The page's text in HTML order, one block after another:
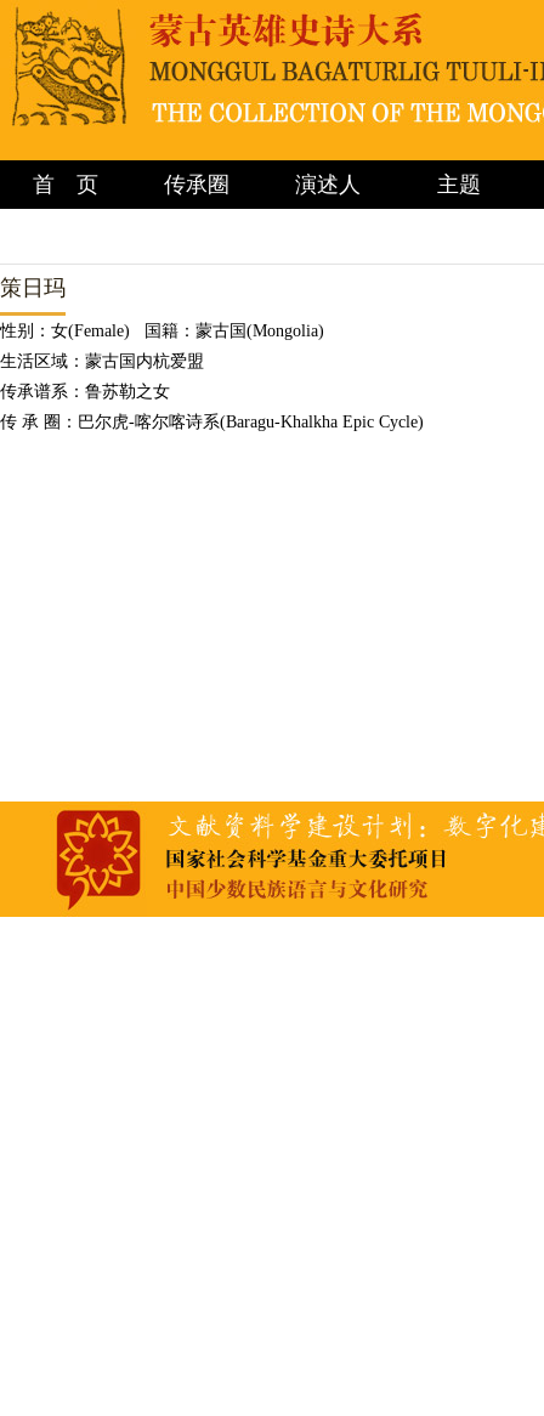
首 页 传承圈 演述人 主题
策日玛
性别：女(Female) 国籍：蒙古国(Mongolia)
生活区域：蒙古国内杭爱盟
传承谱系：鲁苏勒之女
传 承 圈：巴尔虎-喀尔喀诗系(Baragu-Khalkha Epic Cycle)